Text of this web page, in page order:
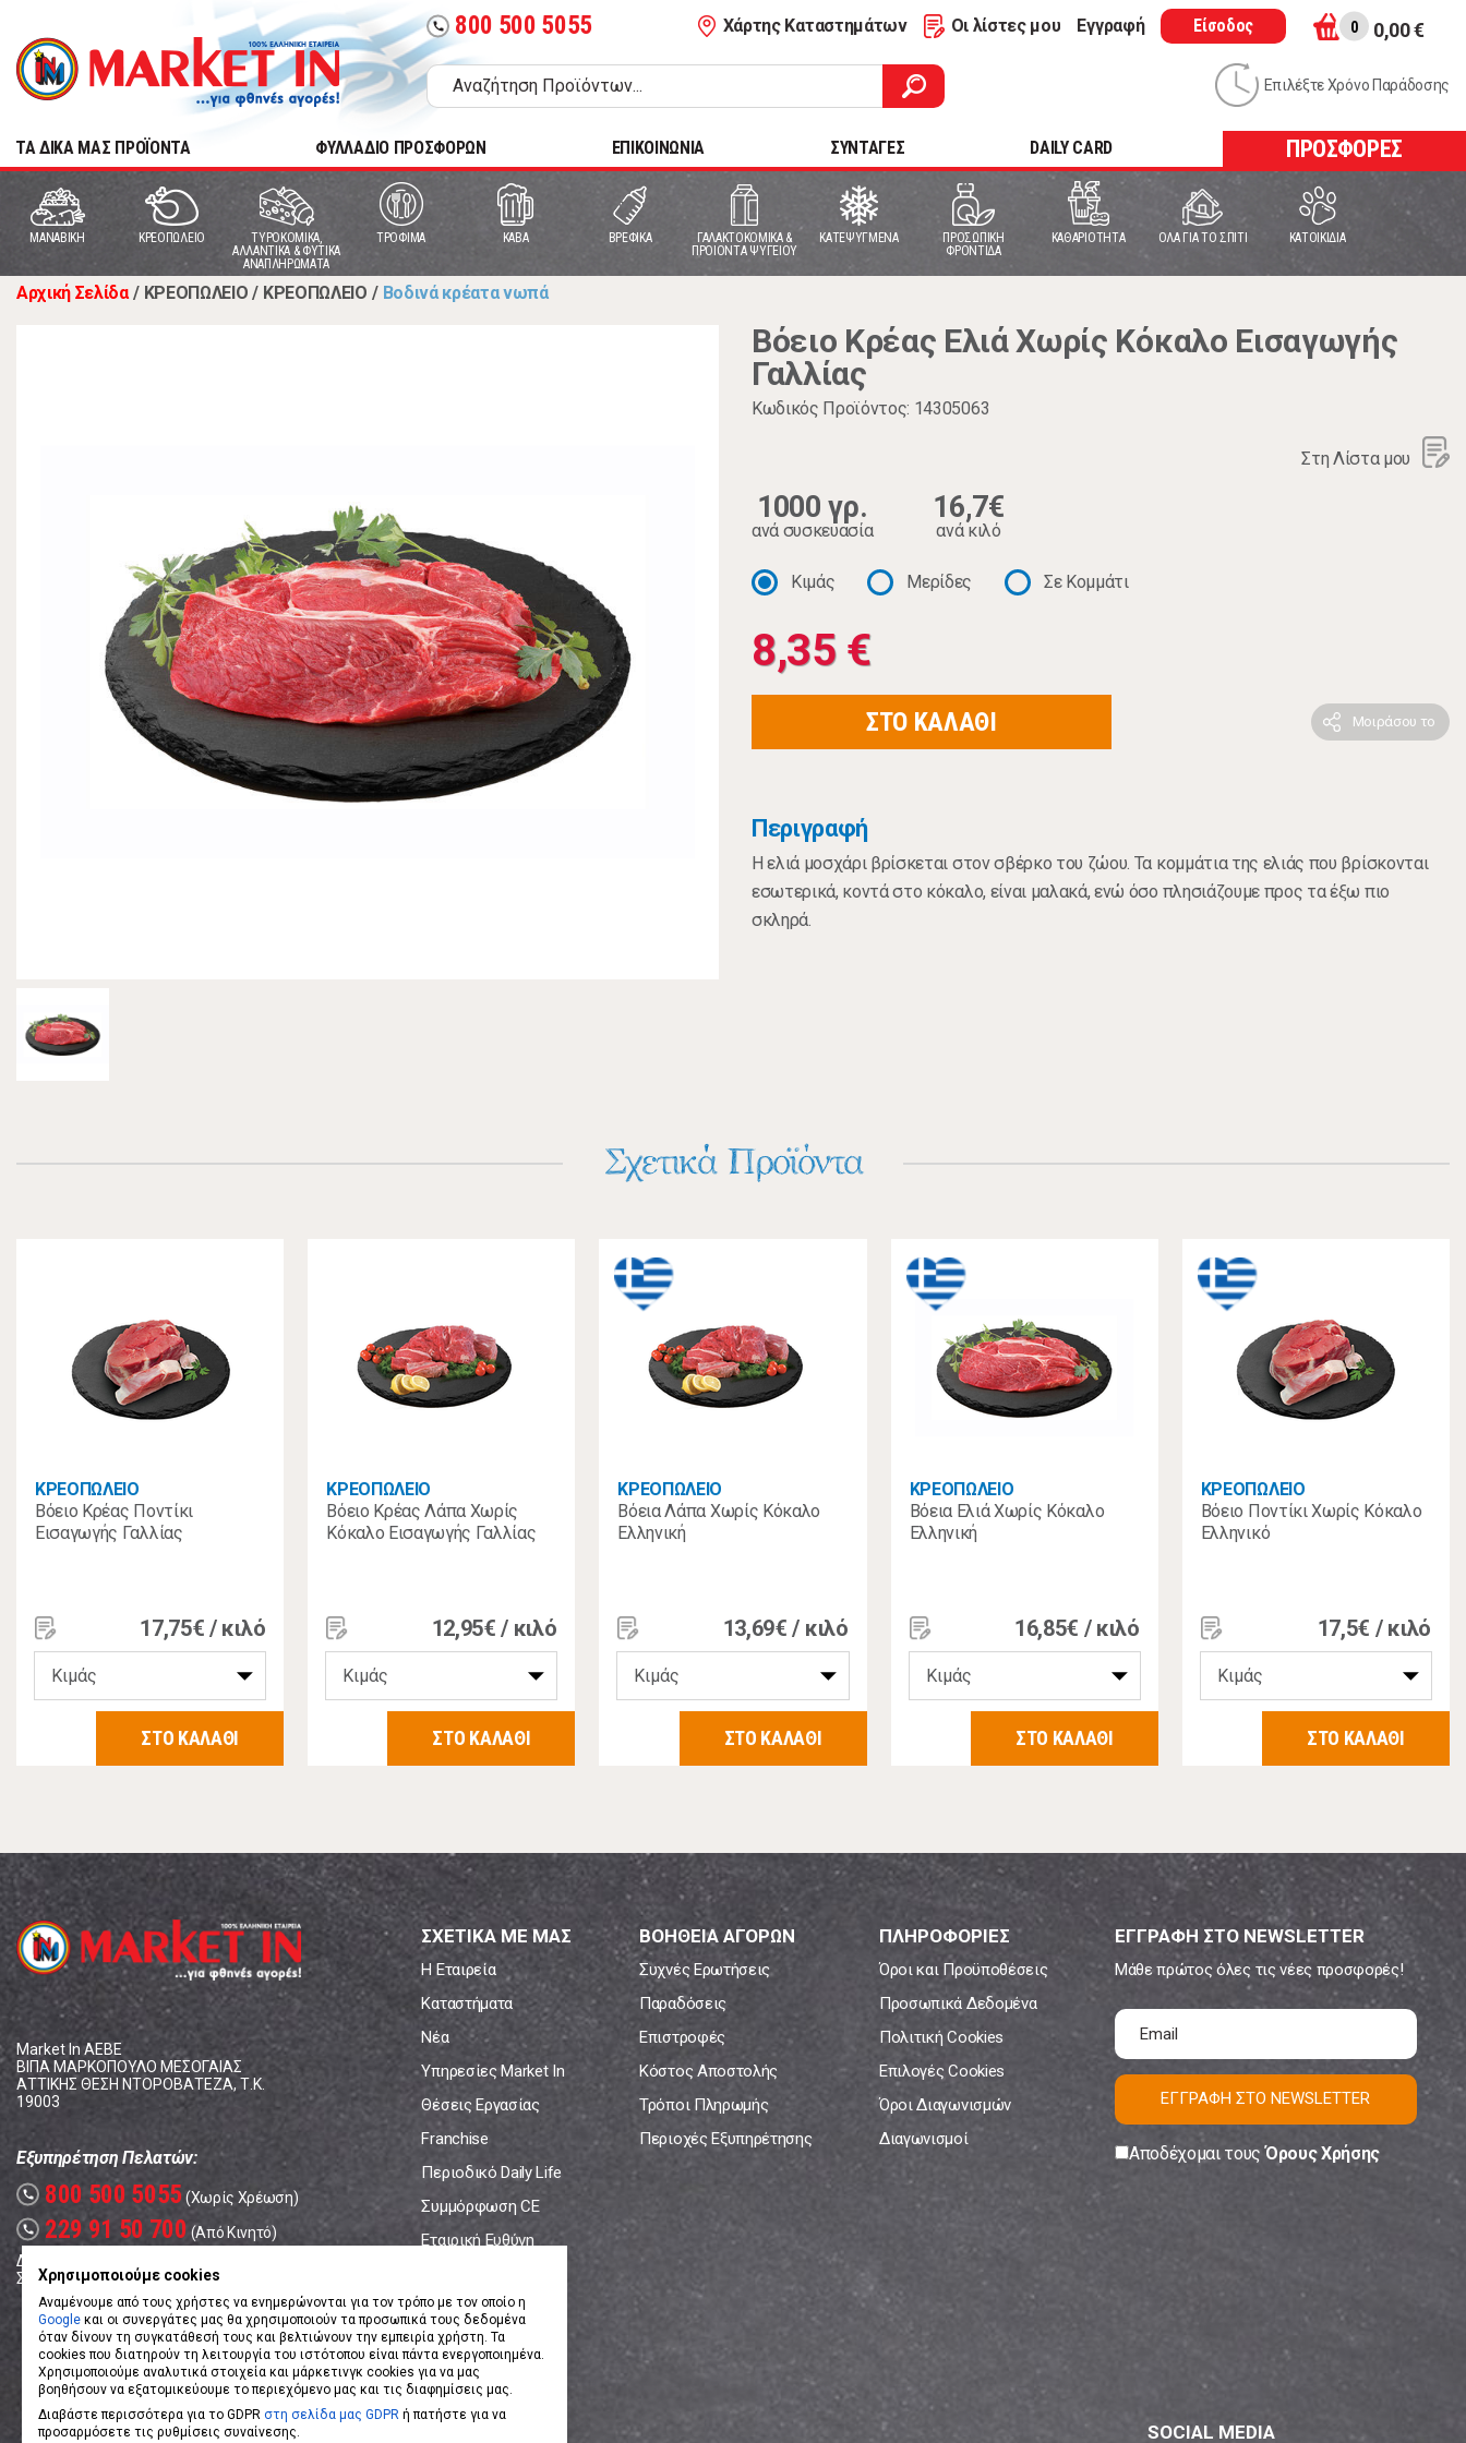
call 800 500 5055 Χάρτης Καταστημάτων Οι λίστες μου Εγγραφή Είσοδος 0 0,00 €
Επιλέξτε Χρόνο Παράδοσης
TA ΔΙΚΑ ΜΑΣ ΠΡΟΪΟΝΤΑ ΦΥΛΛΑΔΙΟ ΠΡΟΣΦΟΡΩΝ ΕΠΙΚΟΙΝΩΝΙΑ ΣΥΝΤΑΓΕΣ DAILY CARD ΠΡΟΣΦΟΡΕΣ
MANABIKH ΚΡΕΟΠΩΛΕΙΟ
ΤΥΡΟΚΟΜΙΚΑ,
ΑΛΛΑΝΤΙΚΑ & ΦΥΤΙΚΑ
ΑΝΑΠΛΗΡΩΜΑΤΑ
ΤΡΟΦΙΜΑ ΚΑΒΑ ΒΡΕΦΙΚΑ
ΓΑΛΑΚΤΟΚΟΜΙΚΑ &
ΠΡΟΙΟΝΤΑ ΨΥΓΕΙΟΥ
ΚΑΤΕΨΥΓΜΕΝΑ
ΠΡΟΣΩΠΙΚΗ
ΦΡΟΝΤΙΔΑ
ΚΑΘΑΡΙΟΤΗΤΑ ΟΛΑ ΓΙΑ ΤΟ ΣΠΙΤΙ ΚΑΤΟΙΚΙΔΙΑ
Αρχική Σελίδα / ΚΡΕΟΠΩΛΕΙΟ / ΚΡΕΟΠΩΛΕΙΟ / Βοδινά κρέατα νωπά
Βόειο Κρέας Ελιά Χωρίς Κόκαλο Εισαγωγής
Γαλλίας
Κωδικός Προϊόντος: 14305063
Στη Λίστα μου
1000 γρ.
ανά συσκευασία
16,7€
ανά κιλό
Κιμάς Μερίδες Σε Κομμάτι
8,35 €
ΣΤΟ ΚΑΛΑΘΙ Μοιράσου το
Περιγραφή
Η ελιά μοσχάρι βρίσκεται στον σβέρκο του ζώου. Τα κομμάτια της ελιάς που βρίσκονται
εσωτερικά, κοντά στο κόκαλο, είναι μαλακά, ενώ όσο πλησιάζουμε προς τα έξω πιο
σκληρά.
Σχετικά Προϊόντα
ΚΡΕΟΠΩΛΕΙΟ
Βόειο Κρέας Ποντίκι
Εισαγωγής Γαλλίας
17,75€ / κιλό
ΣΤΟ ΚΑΛΑΘΙ
ΚΡΕΟΠΩΛΕΙΟ
Βόειο Κρέας Λάπα Χωρίς
Κόκαλο Εισαγωγής Γαλλίας
12,95€ / κιλό
ΣΤΟ ΚΑΛΑΘΙ
ΚΡΕΟΠΩΛΕΙΟ
Βόεια Λάπα Χωρίς Κόκαλο
Ελληνική
13,69€ / κιλό
ΣΤΟ ΚΑΛΑΘΙ
ΚΡΕΟΠΩΛΕΙΟ
Βόεια Ελιά Χωρίς Κόκαλο
Ελληνική
16,85€ / κιλό
ΣΤΟ ΚΑΛΑΘΙ
ΚΡΕΟΠΩΛΕΙΟ
Βόειο Ποντίκι Χωρίς Κόκαλο
Ελληνικό
17,5€ / κιλό
ΣΤΟ ΚΑΛΑΘΙ
Market In ΑΕΒΕ
ΒΙΠΑ ΜΑΡΚΟΠΟΥΛΟ ΜΕΣΟΓΑΙΑΣ
ΑΤΤΙΚΗΣ ΘΕΣΗ ΝΤΟΡΟΒΑΤΕΖΑ, Τ.Κ.
19003
Εξυπηρέτηση Πελατών:
call 800 500 5055 (Χωρίς Χρέωση)
call 229 91 50 700 (Από Κινητό)
Δευτέρα - Παρασκευή: 08:00 - 17:00
Σάββατο: 08:00 – 14:00
ΣΧΕΤΙΚΑ ΜΕ ΜΑΣ
Η Εταιρεία
Καταστήματα
Νέα
Υπηρεσίες Market In
Θέσεις Εργασίας
Franchise
Περιοδικό Daily Life
Συμμόρφωση CE
Εταιρική Ευθύνη
ΒΟΗΘΕΙΑ ΑΓΟΡΩΝ
Συχνές Ερωτήσεις
Παραδόσεις
Επιστροφές
Κόστος Αποστολής
Τρόποι Πληρωμής
Περιοχές Εξυπηρέτησης
ΠΛΗΡΟΦΟΡΙΕΣ
Όροι και Προϋποθέσεις
Προσωπικά Δεδομένα
Πολιτική Cookies
Επιλογές Cookies
Όροι Διαγωνισμών
Διαγωνισμοί
ΕΓΓΡΑΦΗ ΣΤΟ NEWSLETTER
Μάθε πρώτος όλες τις νέες προσφορές!
ΕΓΓΡΑΦΗ ΣΤΟ NEWSLETTER
Αποδέχομαι τουςΌρους Χρήσης
SOCIAL MEDIA
Χρησιμοποιούμε cookies
Αναμένουμε από τους χρήστες να ενημερώνονται για τον τρόπο με τον οποίο η
Google και οι συνεργάτες μας θα χρησιμοποιούν τα προσωπικά τους δεδομένα
όταν δίνουν τη συγκατάθεσή τους και βελτιώνουν την εμπειρία χρήστη. Τα
cookies που διατηρούν τη λειτουργία του ιστότοπου είναι πάντα ενεργοποιημένα.
Χρησιμοποιούμε αναλυτικά στοιχεία και μάρκετινγκ cookies για να μας
βοηθήσουν να εξατομικεύουμε το περιεχόμενο μας και τις διαφημίσεις μας.
Διαβάστε περισσότερα για το GDPR στη σελίδα μας GDPR ή πατήστε για να
προσαρμόσετε τις ρυθμίσεις συναίνεσης.